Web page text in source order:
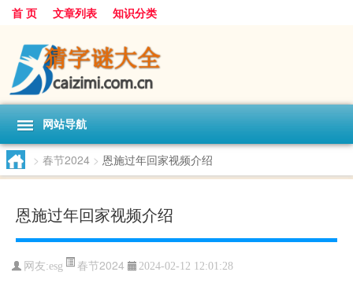
首 页 文章列表 知识分类
网站导航
> 春节2024 > 恩施过年回家视频介绍
恩施过年回家视频介绍
网友:esg 春节2024 2024-02-12 12:01:28